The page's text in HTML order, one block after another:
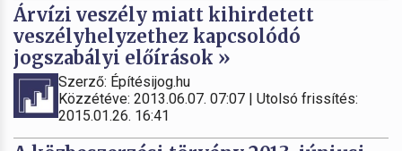
Árvízi veszély miatt kihirdetett
veszélyhelyzethez kapcsolódó
jogszabályi előírások »
Szerző: Építésijog.hu
Közzétéve: 2013.06.07. 07:07 | Utolsó frissítés:
2015.01.26. 16:41